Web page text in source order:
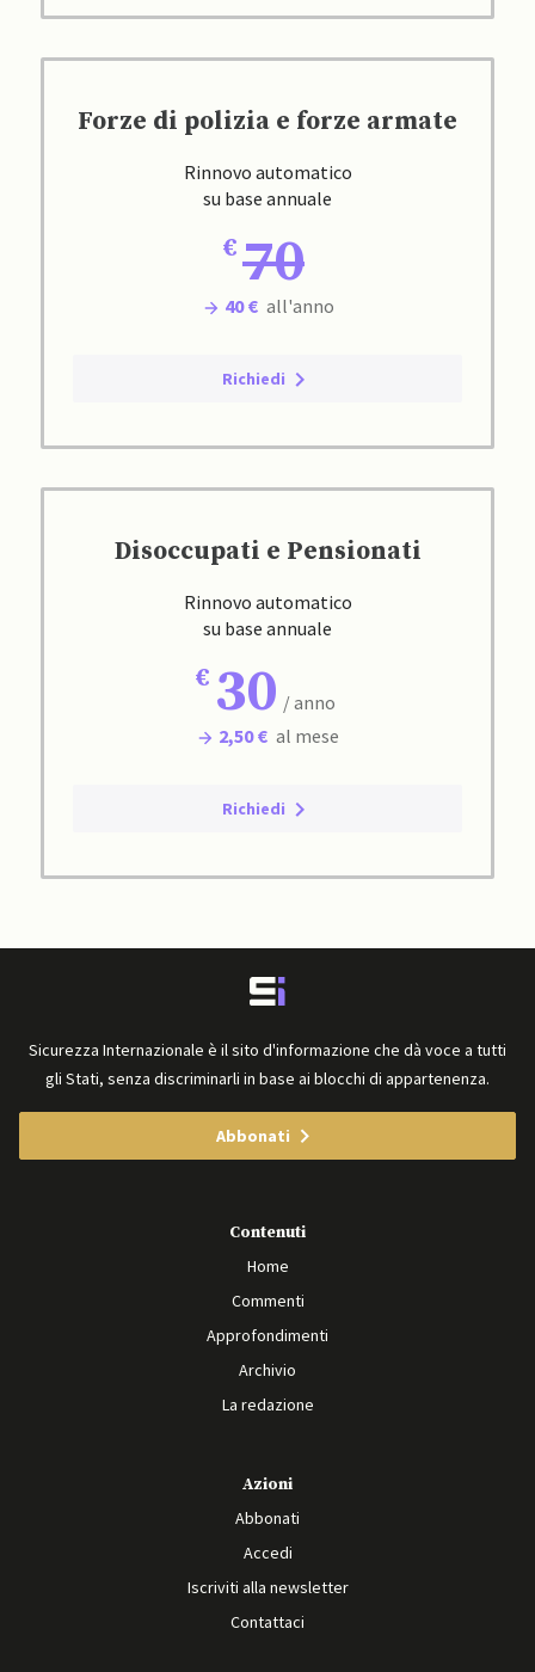
Forze di polizia e forze armate
Rinnovo automatico
su base annuale
70
40 € all'anno
Richiedi
Disoccupati e Pensionati
Rinnovo automatico
su base annuale
30 / anno
2,50 € al mese
Richiedi
Sicurezza Internazionale è il sito d'informazione che dà voce a tutti
gli Stati, senza discriminarli in base ai blocchi di appartenenza.
Abbonati
Contenuti
Home
Commenti
Approfondimenti
Archivio
La redazione
Azioni
Abbonati
Accedi
Iscriviti alla newsletter
Contattaci